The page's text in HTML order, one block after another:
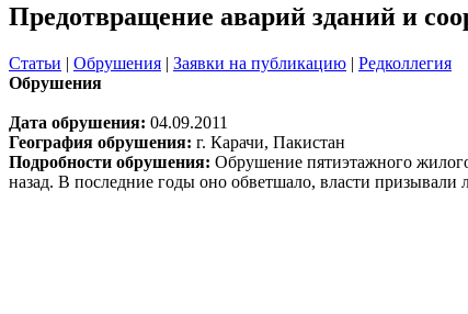
Предотвращение аварий зданий и
Статьи | Обрушения | Заявки на публикацию | Редколлегия
Обрушения
Дата обрушения: 04.09.2011
География обрушения: г. Карачи, Пакистан
Подробности обрушения: Обрушение пятиэтажного
назад. В последние годы оно обветшало, власти призывали